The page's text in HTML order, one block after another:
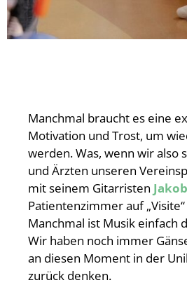
Manchmal braucht es eine
Motivation und Trost, um
werden. Was, wenn wir also
und Ärzten unseren
mit seinem Gitarristen
Patientenzimmer auf
Manchmal ist Musik einfach
Wir haben noch immer
an diesen Moment in der
zurück denken.